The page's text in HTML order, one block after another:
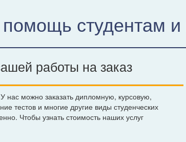
студентам
работы на заказ
нас можно заказать дипломную, курсовую,
тестов и многие другие виды студенческих
Чтобы узнать стоимость наших услуг